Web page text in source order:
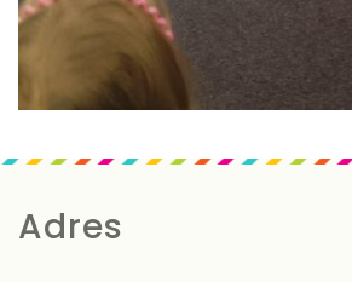
Adres